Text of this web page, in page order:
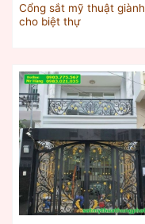
Cổng sắt mỹ thuật giành
cho biệt thự